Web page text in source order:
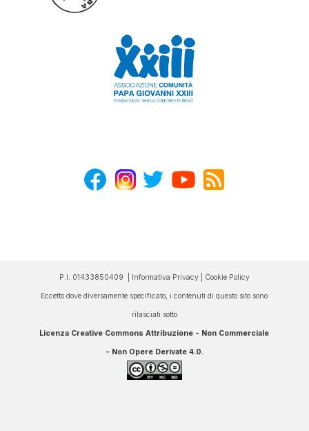
P.I. 01433850409 | Informativa Privacy| Cookie Policy
Eccetto dove diversamente specificato, i contenuti di questo sito sono
rilasciati sotto
Licenza Creative Commons Attribuzione - Non Commerciale
- Non Opere Derivate 4.0.